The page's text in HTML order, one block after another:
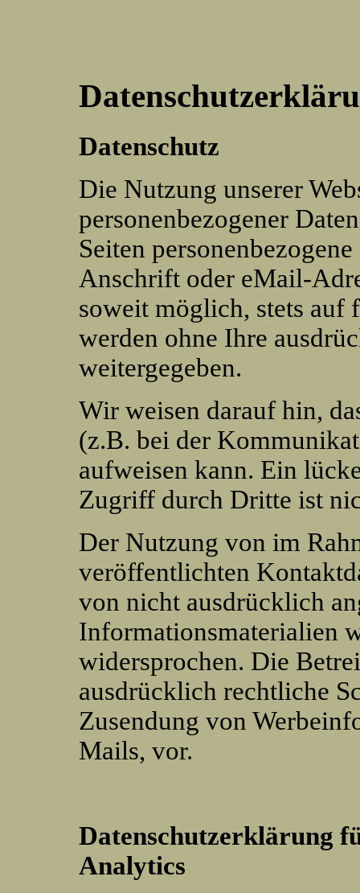
Datenschutz
Die Nutzung unserer
personenbezogener
Seiten
Anschrift oder eMail-
soweit möglich, stets auf
werden ohne Ihre
weitergegeben.
Wir weisen darauf hin,
(z.B. bei der
aufweisen kann. Ein
Zugriff durch Dritte ist
Der Nutzung von im
veröffentlichten
von nicht ausdrücklich
Informationsmaterialien
widersprochen. Die
ausdrücklich rechtliche
Zusendung von
Mails, vor.
Datenschutzerklärung
Analytics